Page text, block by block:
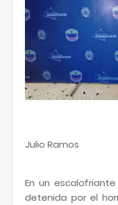
Julio Ramos
En un
detenida por el